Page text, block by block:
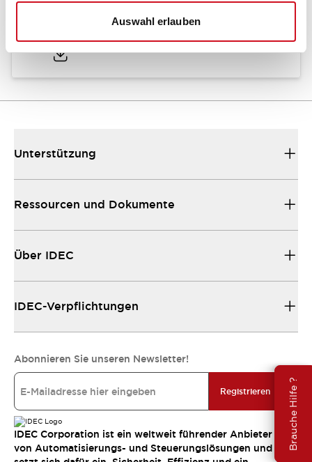
Auswahl erlauben
Brauche Hilfe ?
Unterstützung
Ressourcen und Dokumente
Über IDEC
IDEC-Verpflichtungen
Abonnieren Sie unseren Newsletter!
Registrieren
IDEC Corporation ist ein weltweit führender Anbieter
von Automatisierungs- und Steuerungslösungen und